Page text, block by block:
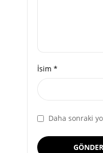
İsim *
Daha sonraki